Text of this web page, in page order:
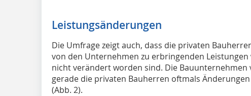
Leistungsänderungen
Die Umfrage zeigt auch, dass die privaten
von den Unternehmen zu erbringenden
nicht verändert worden sind. Die Bauunternehmen
gerade die privaten Bauherren oftmals
(Abb. 2).